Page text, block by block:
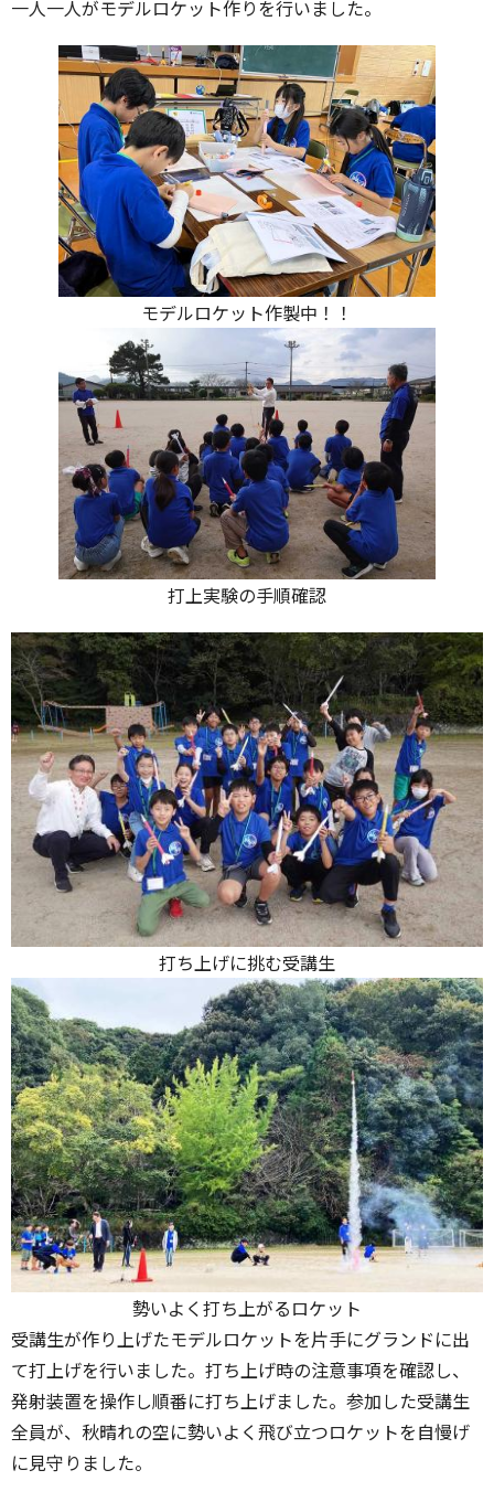
一人一人がモデルロケット作りを行いました。
モデルロケット作製中！！
打上実験の手順確認
打ち上げに挑む受講生
勢いよく打ち上がるロケット
受講生が作り上げたモデルロケットを片手にグランドに出
て打上げを行いました。 打ち上げ時の注意事項を確認し、
発射装置を操作し順番に打ち上げました。参加した受講生
全員が、秋晴れの空に勢いよく飛び立つロケットを自慢げ
に見守りました。